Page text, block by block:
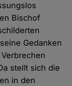
Bischof
Gedanken
stellt sich die
in den